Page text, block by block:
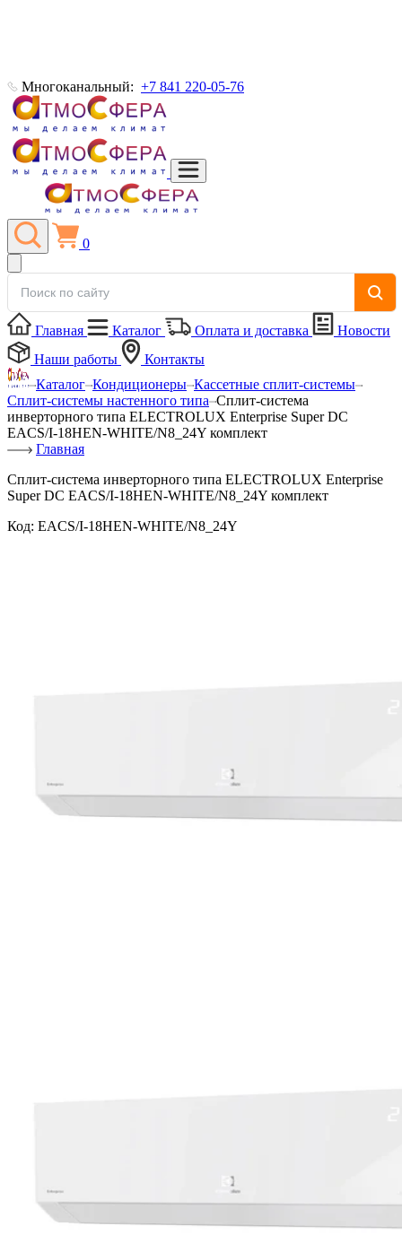
Многоканальный: +7 841 220-05-76
0
Главная Каталог Оплата и доставка
Новости
Наши работы
Контакты
Каталог Кондиционеры Кассетные сплит-системы
Сплит-системы настенного типа Сплит-система
инверторного типа ELECTROLUX Enterprise Super DC
EACS/I-18HEN-WHITE/N8_24Y комплект
Главная
Сплит-система инверторного типа ELECTROLUX Enterprise
Super DC EACS/I-18HEN-WHITE/N8_24Y комплект
Код: EACS/I-18HEN-WHITE/N8_24Y